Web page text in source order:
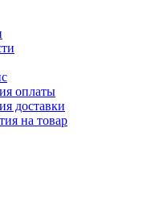
оплаты
доставки
на товар